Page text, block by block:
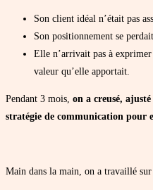
Son client idéal n’était pas
Son positionnement se
Elle n’arrivait pas à
valeur qu’elle apportait.
Pendant 3 mois, on a creusé,
stratégie de communication pour
Main dans la main, on a travaillé sur